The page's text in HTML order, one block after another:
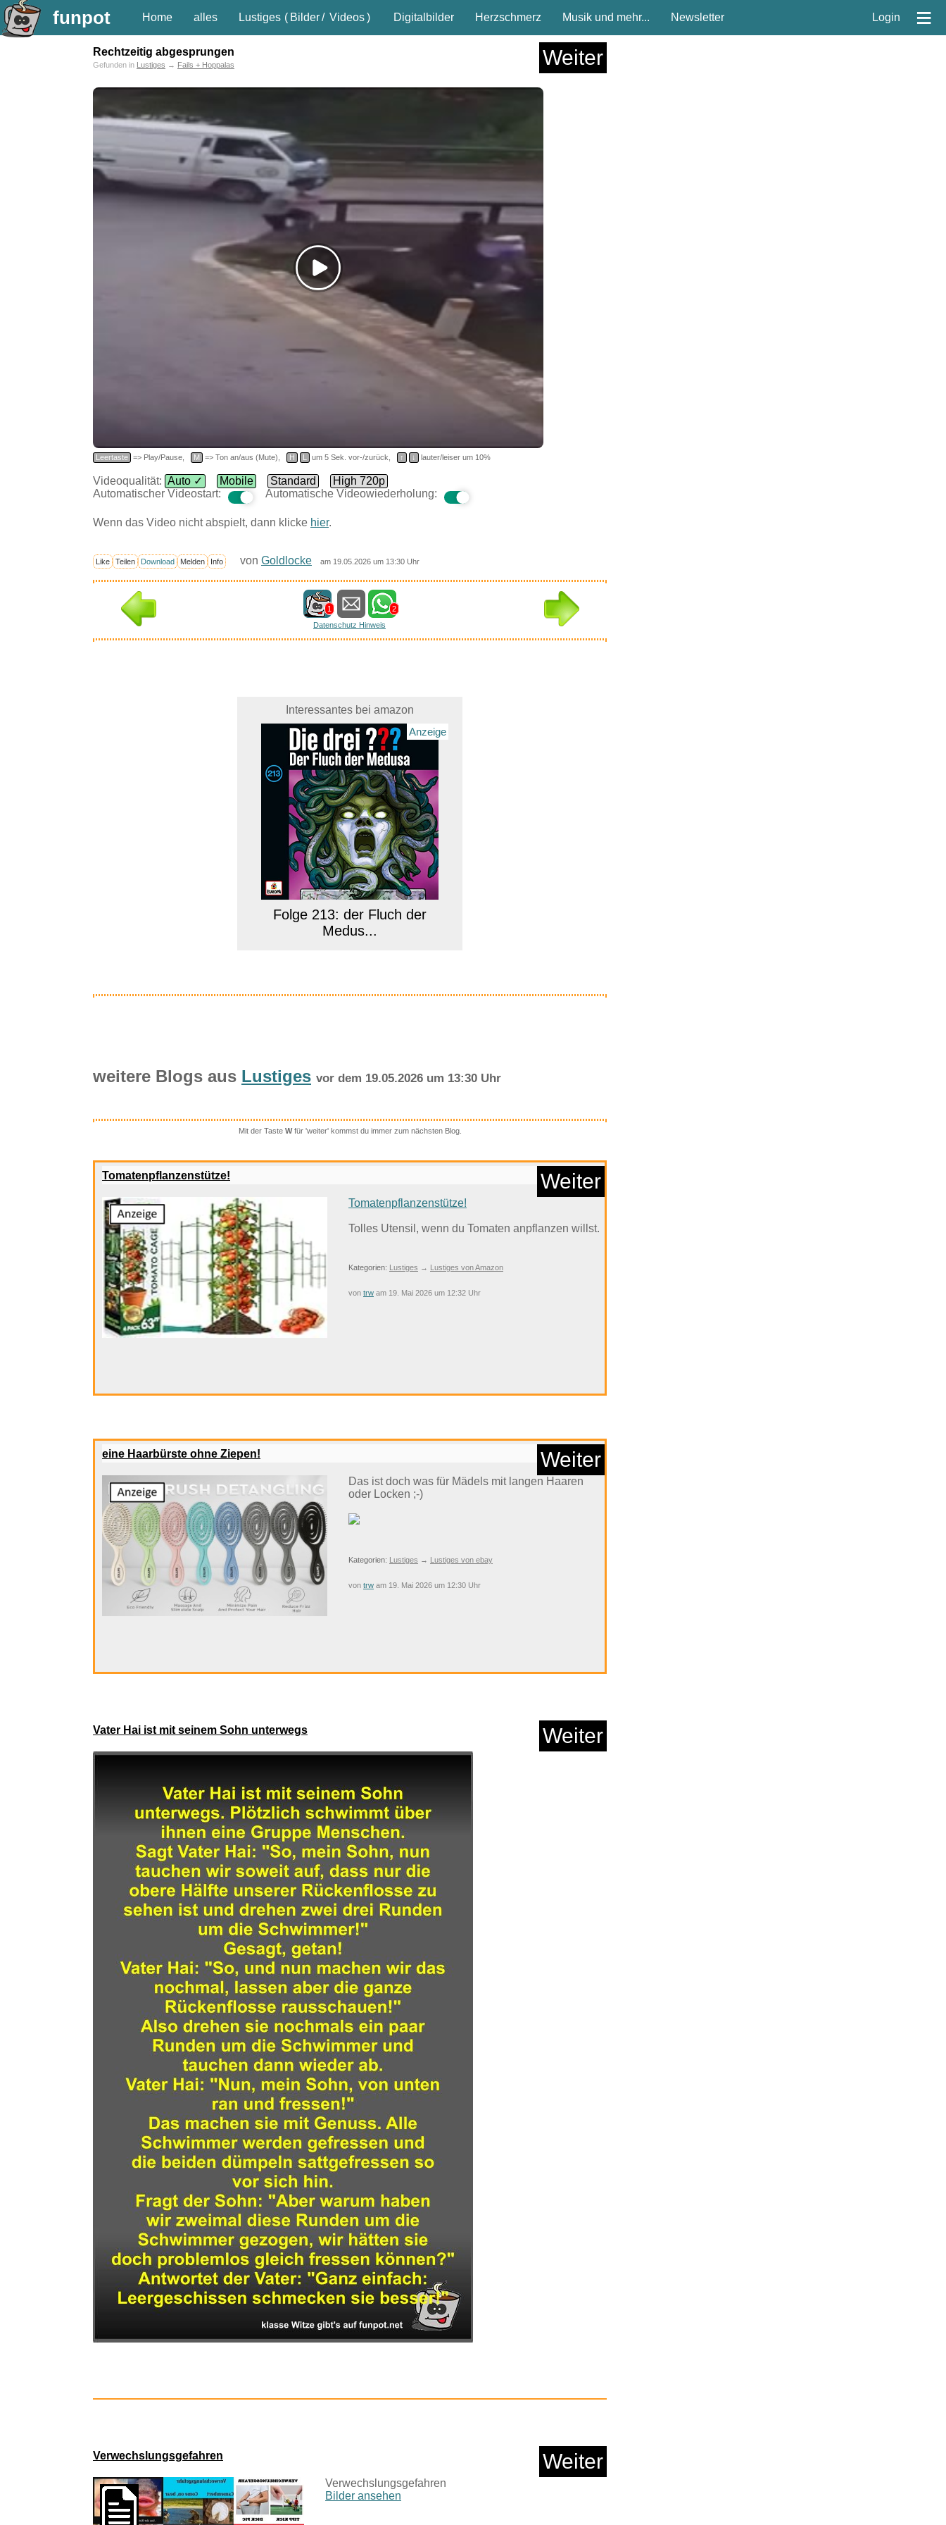
funpot Home alles Lustiges ( Bilder/ Videos) Digitalbilder Herzschmerz Musik und mehr... Newsletter Login ≡
Rechtzeitig abgesprungen Weiter
Gefunden in Lustiges → Fails + Hoppalas
Leertaste => Play/Pause, M => Ton an/aus (Mute), H L um 5 Sek. vor-/zurück, ↑ ↓ lauter/leiser um 10%
Videoqualität: Auto ✓ Mobile Standard
High 720p
Automatischer Videostart:
Automatische Videowiederholung:
Wenn das Video nicht abspielt, dann klicke hier.
Like Teilen Download Melden Info von Goldlocke am 19.05.2026 um 13:30 Uhr
1
2
Datenschutz Hinweis
Interessantes bei amazon
Anzeige
Folge 213: der Fluch der
Medus...
Anzeige
G DATA Internet Security
instax�" Wide Film Standa...
IKEA Gutscheinkarte 25€ -...
Anzeige
weitere Blogs aus Lustiges vor dem 19.05.2026 um 13:30 Uhr
Mit der Taste Wfür 'weiter' kommst du immer zum nächsten Blog.
Tomatenpflanzenstütze! Weiter
Tomatenpflanzenstütze!
Tolles Utensil, wenn du Tomaten anpflanzen willst.
Kategorien: Lustiges → Lustiges von Amazon
von trw am 19. Mai 2026 um 12:32 Uhr
eine Haarbürste ohne Ziepen! Weiter
Das ist doch was für Mädels mit langen Haaren
oder Locken ;-)
Kategorien: Lustiges → Lustiges von ebay
von trw am 19. Mai 2026 um 12:30 Uhr
Vater Hai ist mit seinem Sohn unterwegs Weiter
Verwechslungsgefahren Weiter
Verwechslungsgefahren
Bilder ansehen